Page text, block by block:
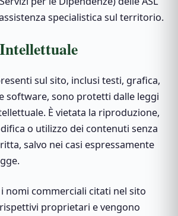
specialistica sul territorio.
sul sito, inclusi testi, grafica,
software, sono protetti dalle leggi
È vietata la riproduzione,
o utilizzo dei contenuti senza
salvo nei casi espressamente
nomi commerciali citati nel sito
proprietari e vengono